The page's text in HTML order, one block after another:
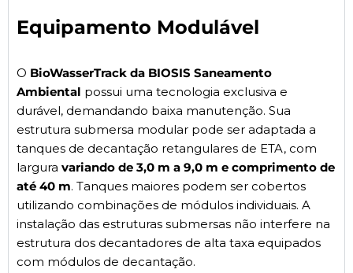
Equipamento Modulável
O BioWasserTrack da BIOSIS Saneamento
Ambiental possui uma tecnologia exclusiva e
durável, demandando baixa manutenção. Sua
estrutura submersa modular pode ser adaptada a
tanques de decantação retangulares de ETA, com
largura variando de 3,0 m a 9,0 m e comprimento de
até 40 m. Tanques maiores podem ser cobertos
utilizando combinações de módulos individuais. A
instalação das estruturas submersas não interfere na
estrutura dos decantadores de alta taxa equipados
com módulos de decantação.